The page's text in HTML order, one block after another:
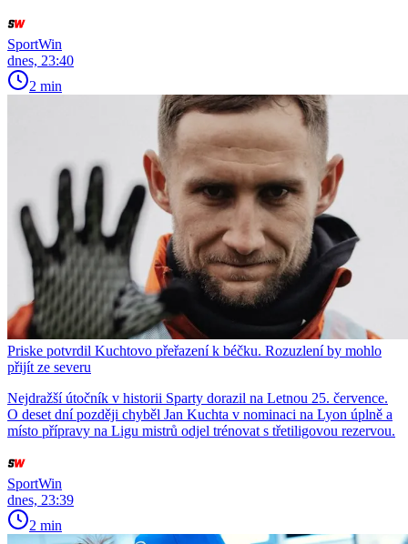
SportWin
dnes, 23:40
2 min
Priske potvrdil Kuchtovo přeřazení k béčku. Rozuzlení by mohlo
přijít ze severu
Nejdražší útočník v historii Sparty dorazil na Letnou 25. července.
O deset dní později chyběl Jan Kuchta v nominaci na Lyon úplně a
místo přípravy na Ligu mistrů odjel trénovat s třetiligovou rezervou.
SportWin
dnes, 23:39
2 min